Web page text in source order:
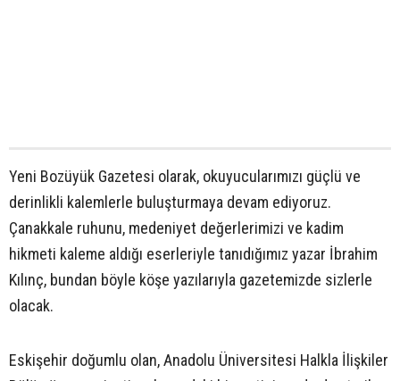
Yeni Bozüyük Gazetesi olarak, okuyucularımızı güçlü ve
derinlikli kalemlerle buluşturmaya devam ediyoruz.
Çanakkale ruhunu, medeniyet değerlerimizi ve kadim
hikmeti kaleme aldığı eserleriyle tanıdığımız yazar İbrahim
Kılınç, bundan böyle köşe yazılarıyla gazetemizde sizlerle
olacak.
Eskişehir doğumlu olan, Anadolu Üniversitesi Halkla İlişkiler